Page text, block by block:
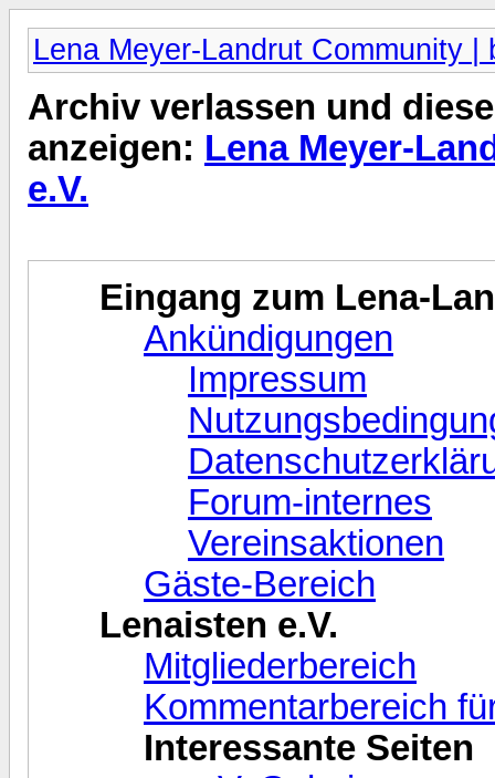
Lena Meyer-Landrut Community |
Archiv verlassen und
anzeigen: Lena Meyer-
e.V.
Eingang zum Lena-
Ankündigungen
Impressum
Forum-internes
Vereinsaktionen
Gäste-Bereich
Lenaisten e.V.
Mitgliederbereich
Kommentarbereich
Interessante Seiten